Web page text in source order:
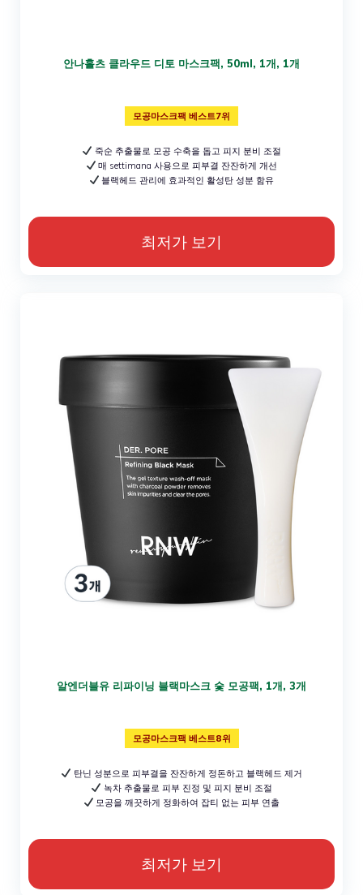
안나홀츠 클라우드 디토 마스크팩, 50ml, 1개, 1개
모공마스크팩 베스트7위
죽순 추출물로 모공 수축을 돕고 피지 분비 조절
매 settimana 사용으로 피부결 잔잔하게 개선
블랙헤드 관리에 효과적인 활성탄 성분 함유
최저가 보기
알엔더블유 리파이닝 블랙마스크 숯 모공팩, 1개, 3개
모공마스크팩 베스트8위
탄닌 성분으로 피부결을 잔잔하게 정돈하고 블랙헤드 제거
녹차 추출물로 피부 진정 및 피지 분비 조절
모공을 깨끗하게 정화하여 잡티 없는 피부 연출
최저가 보기